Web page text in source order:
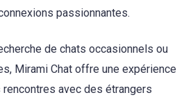
passionnantes.
de chats occasionnels ou
Mirami Chat offre une expérience
avec des étrangers